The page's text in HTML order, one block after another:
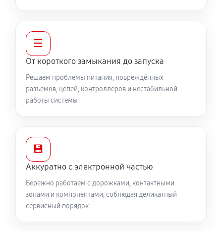
☰
От короткого замыкания до запуска
Решаем проблемы питания, повреждённых
разъёмов, цепей, контроллеров и нестабильной
работы системы
💾
Аккуратно с электронной частью
Бережно работаем с дорожками, контактными
зонами и компонентами, соблюдая деликатный
сервисный порядок